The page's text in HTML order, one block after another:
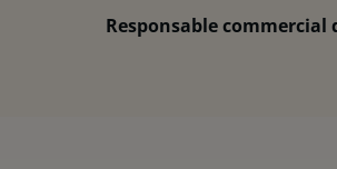
Responsable commercial